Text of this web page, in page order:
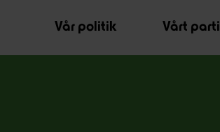
Vår politik
Vårt parti